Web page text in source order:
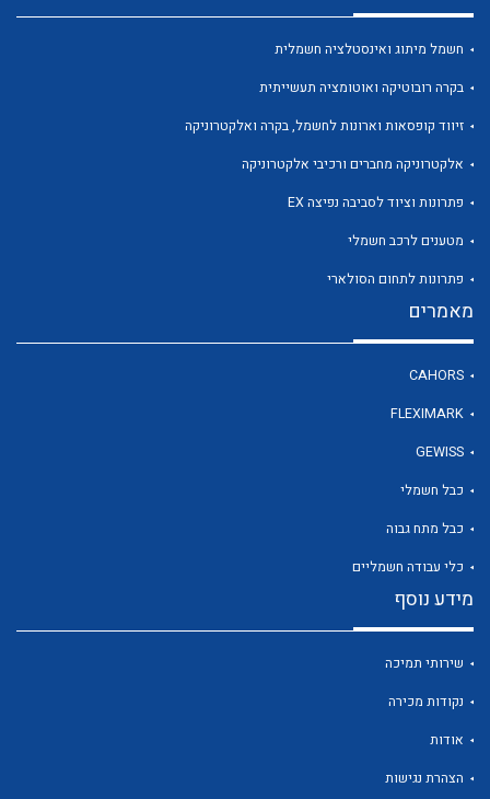
לכל מוצרי היצרן
חשמל מיתוג ואינסטלציה חשמלית
בקרה רובוטיקה ואוטומציה תעשייתית
זיווד קופסאות וארונות לחשמל, בקרה ואלקטרוניקה
אלקטרוניקה מחברים ורכיבי אלקטרוניקה
פתרונות וציוד לסביבה נפיצה EX
מטענים לרכב חשמלי
פתרונות לתחום הסולארי
מאמרים
CAHORS
FLEXIMARK
GEWISS
כבל חשמלי
כבל מתח גבוה
כלי עבודה חשמליים
מידע נוסף
שירותי תמיכה
נקודות מכירה
אודות
הצהרת נגישות